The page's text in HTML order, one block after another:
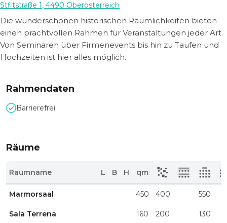
Stfitstraße 1, 4490 Oberösterreich
Die wunderschönen historischen Räumlichkeiten bieten
einen prachtvollen Rahmen für Veranstaltungen jeder Art.
Von Seminaren über Firmenevents bis hin zu Taufen und
Hochzeiten ist hier alles möglich.
Rahmendaten
Barrierefrei
Räume
Raumname L B H qm
Marmorsaal 450 400 550
Sala Terrena 160 200 130